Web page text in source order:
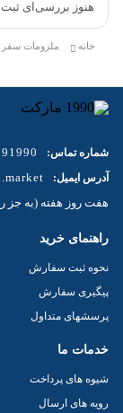
این کاور سیلیکون
است و همچنین جنس
نکته قابل توجه
هنوز بررسی‌ای
خانه ملزومات سفر
شماره تماس:
آدرس ایمیل:
هفت روز هفته (به جز روزهای
راهنمای خرید
نحوه ثبت سفارش
پیگیری سفارش
پرسشهای متداول
خدمات ما
شیوه های پرداخت
رویه های ارسال